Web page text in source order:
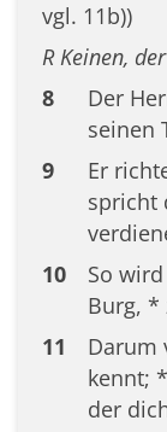
vgl. 11b))
R Keinen,
8
Der
seinen
9
Er
spricht
10
So
Burg, *
11
Darum
kennt;
der